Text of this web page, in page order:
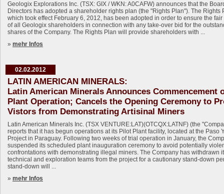
Geologix Explorations Inc. (TSX: GIX / WKN: A0CAFW) announces that the
Directors has adopted a shareholder rights plan (the "Rights Plan"). The Rights
which took effect February 6, 2012, has been adopted in order to ensure the fair
of all Geologix shareholders in connection with any take-over bid for the
shares of the Company. The Rights Plan will provide shareholders with ...
» mehr Infos
02.02.2012
LATIN AMERICAN MINERALS:
Latin American Minerals Announces Commencement
Plant Operation; Cancels the Opening Ceremony to
Vistors from Demonstrating Artisinal Miners
Latin American Minerals Inc. (TSX VENTURE:LAT)(OTCQX:LATNF) (the
reports that it has begun operations at its Pilot Plant facility, located at the Paso
Project in Paraguay. Following two weeks of trial operation in January, the
suspended its scheduled plant inauguration ceremony to avoid potentially
confrontations with demonstrating illegal miners. The Company has withdrawn
technical and exploration teams from the project for a cautionary stand-down
stand-down will ...
» mehr Infos